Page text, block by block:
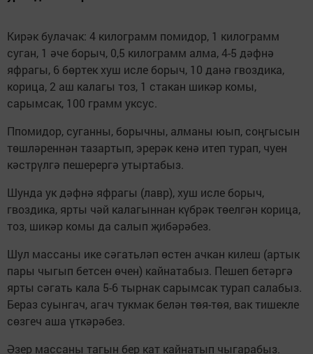
Кирәк булачак: 4 килограмм помидор, 1 килограмм
суган, 1 әче борыч, 0,5 килограмм алма, 4-5 дәфнә
яфрагы, 6 бөртек хуш исле борыч, 10 данә гвоздика,
корица, 2 аш калагы тоз, 1 стакан шикәр комы,
сарымсак, 100 грамм уксус.
Ппомидор, суганны, борычны, алманы юып, соңгысын
төшләреннән тазартып, эрерәк кенә итеп турап, чуен
кәстрүлгә пешерергә утыртабыз.
Шунда ук дәфнә яфрагы (лавр), хуш исле борыч,
гвоздика, ярты чәй калагыннан күбрәк төелгән корица,
тоз, шикәр комы да салып җибәрәбез.
Шул массаны ике сәгатьләп өстен ачкан килеш (артык
пары чыгып бетсен өчен) кайнатабыз. Пешеп бетәргә
ярты сәгать кала 5-6 тырнак сарымсак турап салабыз.
Бераз суынгач, агач тукмак белән төя-төя, вак тишекле
сөзгеч аша үткәрәбез.
Әзер массаны тагын бер кат кайнатып чыгарабыз.